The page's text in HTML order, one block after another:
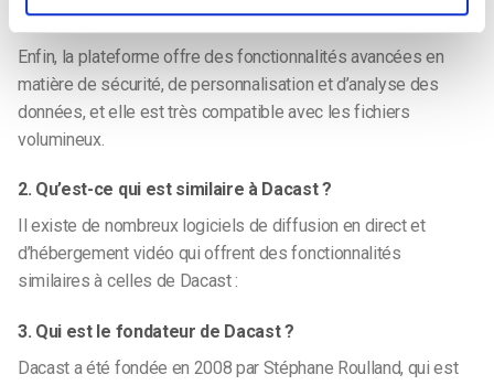
Enfin, la plateforme offre des fonctionnalités avancées en
matière de sécurité, de personnalisation et d’analyse des
données, et elle est très compatible avec les fichiers
volumineux.
2. Qu’est-ce qui est similaire à Dacast ?
Il existe de nombreux logiciels de diffusion en direct et
d’hébergement vidéo qui offrent des fonctionnalités
similaires à celles de Dacast :
3. Qui est le fondateur de Dacast ?
Dacast a été fondée en 2008 par Stéphane Roulland, qui est